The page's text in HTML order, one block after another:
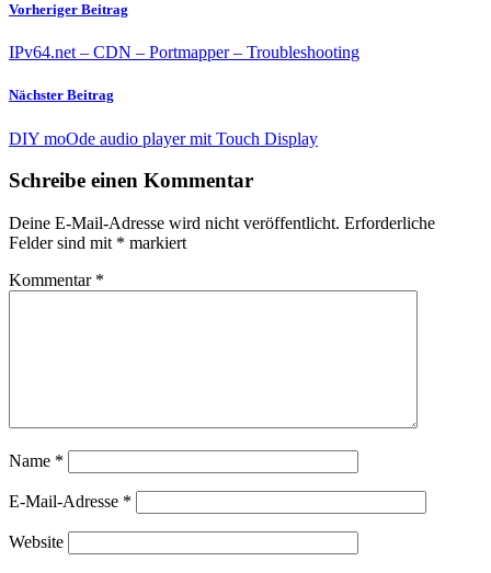
Vorheriger Beitrag
IPv64.net – CDN – Portmapper – Troubleshooting
Nächster Beitrag
DIY moOde audio player mit Touch Display
Schreibe einen Kommentar
Deine E-Mail-Adresse wird nicht veröffentlicht. Erforderliche
Felder sind mit * markiert
Kommentar *
Name *
E-Mail-Adresse *
Website